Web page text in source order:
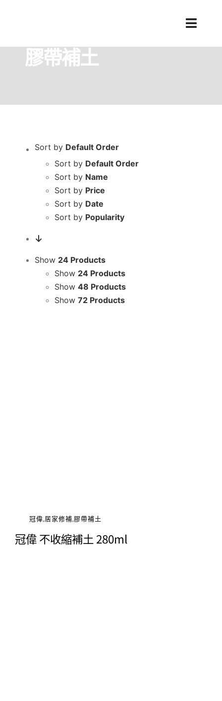
Toggle
膠帶補土
Sort by Default Order
Sort by Default Order
Sort by Name
Sort by Price
Sort by Date
Sort by Popularity
Show 24 Products
Show 24 Products
Show 48 Products
Show 72 Products
冠偉,居家修補,膠帶補土
冠偉 不收縮補土 280ml